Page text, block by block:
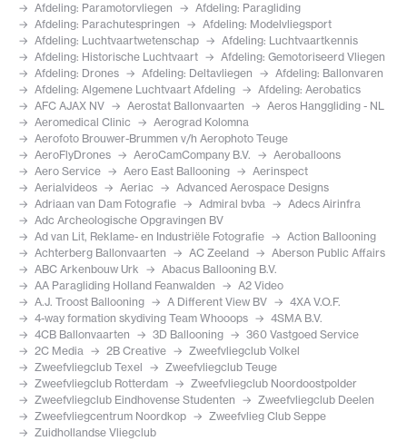
Afdeling: Paramotorvliegen
Afdeling: Paragliding
Afdeling: Parachutespringen
Afdeling: Modelvliegsport
Afdeling: Luchtvaartwetenschap
Afdeling: Luchtvaartkennis
Afdeling: Historische Luchtvaart
Afdeling: Gemotoriseerd Vliegen
Afdeling: Drones
Afdeling: Deltavliegen
Afdeling: Ballonvaren
Afdeling: Algemene Luchtvaart Afdeling
Afdeling: Aerobatics
AFC AJAX NV
Aerostat Ballonvaarten
Aeros Hanggliding - NL
Aeromedical Clinic
Aerograd Kolomna
Aerofoto Brouwer-Brummen v/h Aerophoto Teuge
AeroFlyDrones
AeroCamCompany B.V.
Aeroballoons
Aero Service
Aero East Ballooning
Aerinspect
Aerialvideos
Aeriac
Advanced Aerospace Designs
Adriaan van Dam Fotografie
Admiral bvba
Adecs Airinfra
Adc Archeologische Opgravingen BV
Ad van Lit, Reklame- en Industriële Fotografie
Action Ballooning
Achterberg Ballonvaarten
AC Zeeland
Aberson Public Affairs
ABC Arkenbouw Urk
Abacus Ballooning B.V.
AA Paragliding Holland Feanwalden
A2 Video
A.J. Troost Ballooning
A Different View BV
4XA V.O.F.
4-way formation skydiving Team Whooops
4SMA B.V.
4CB Ballonvaarten
3D Ballooning
360 Vastgoed Service
2C Media
2B Creative
Zweefvliegclub Volkel
Zweefvliegclub Texel
Zweefvliegclub Teuge
Zweefvliegclub Rotterdam
Zweefvliegclub Noordoostpolder
Zweefvliegclub Eindhovense Studenten
Zweefvliegclub Deelen
Zweefvliegcentrum Noordkop
Zweefvlieg Club Seppe
Zuidhollandse Vliegclub